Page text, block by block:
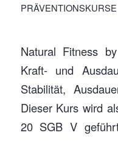
PRÄVENTIONSKURSE
Natural Fitness
Kraft- und
Stabilität,
Dieser Kurs wird
20 SGB V